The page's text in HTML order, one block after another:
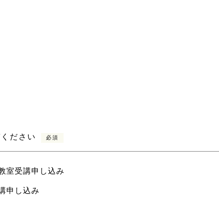
ださい 必須
室受講申し込み
申し込み